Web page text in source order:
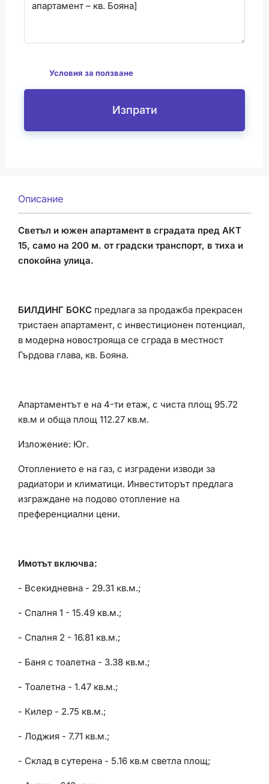
Условия за ползване
Изпрати
Описание
Светъл и южен апартамент в сградата пред АКТ
15, само на 200 м. от градски транспорт, в тиха и
спокойна улица.
БИЛДИНГ БОКС предлага за продажба прекрасен
тристаен апартамент, с инвестиционен потенциал,
в модерна новострояща се сграда в местност
Гърдова глава, кв. Бояна.
Апартаментът е на 4-ти етаж, с чиста площ 95.72
кв.м и обща площ 112.27 кв.м.
Изложение: Юг.
Отоплението е на газ, с изградени изводи за
радиатори и климатици. Инвеститорът предлага
изграждане на подово отопление на
преференциални цени.
Имотът включва:
- Всекидневна - 29.31 кв.м.;
- Спалня 1 - 15.49 кв.м.;
- Спалня 2 - 16.81 кв.м.;
- Баня с тоалетна - 3.38 кв.м.;
- Тоалетна - 1.47 кв.м.;
- Килер - 2.75 кв.м.;
- Лоджия - 7.71 кв.м.;
- Склад в сутерена - 5.16 кв.м светла площ;